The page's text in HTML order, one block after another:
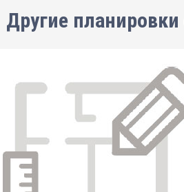
Другие планировки